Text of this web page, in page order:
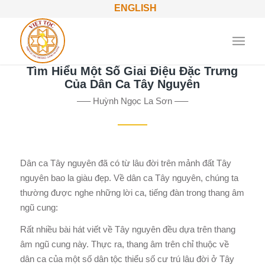
ENGLISH
Tìm Hiểu Một Số Giai Điệu Đặc Trưng
Của Dân Ca Tây Nguyên
—– Huỳnh Ngọc La Sơn —–
Dân ca Tây nguyên đã có từ lâu đời trên mảnh đất Tây
nguyên bao la giàu đẹp. Về dân ca Tây nguyên, chúng ta
thường được nghe những lời ca, tiếng đàn trong thang âm
ngũ cung:
Rất nhiều bài hát viết về Tây nguyên đều dựa trên thang
âm ngũ cung này. Thực ra, thang âm trên chỉ thuộc về
dân ca của một số dân tộc thiểu số cư trú lâu đời ở Tây